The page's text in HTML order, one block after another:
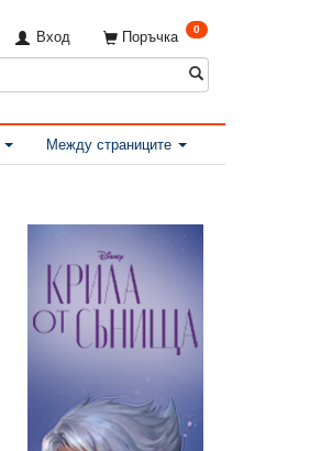
Поръчка 0
Вход
Между страниците